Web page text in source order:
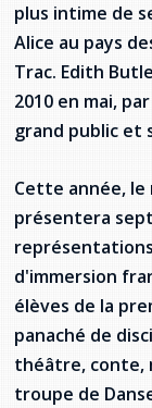
plus intime de
Alice au pays
Trac. Edith
2010 en mai,
grand public et
Cette année, le
présentera
d'immersion
élèves de la
panaché de
théâtre, conte,
troupe de